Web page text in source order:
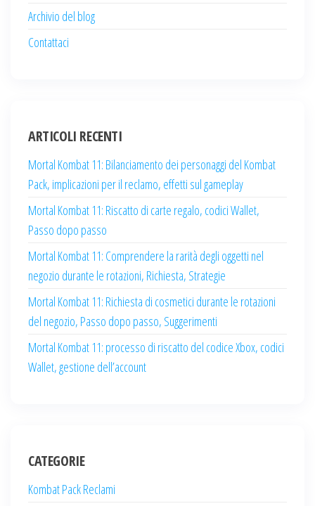
Archivio del blog
Contattaci
ARTICOLI RECENTI
Mortal Kombat 11: Bilanciamento dei personaggi del Kombat
Pack, implicazioni per il reclamo, effetti sul gameplay
Mortal Kombat 11: Riscatto di carte regalo, codici Wallet,
Passo dopo passo
Mortal Kombat 11: Comprendere la rarità degli oggetti nel
negozio durante le rotazioni, Richiesta, Strategie
Mortal Kombat 11: Richiesta di cosmetici durante le rotazioni
del negozio, Passo dopo passo, Suggerimenti
Mortal Kombat 11: processo di riscatto del codice Xbox, codici
Wallet, gestione dell’account
CATEGORIE
Kombat Pack Reclami